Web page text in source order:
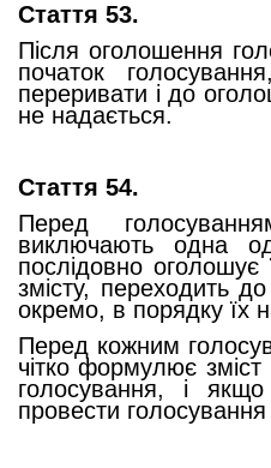
Стаття 53.
Після оголошення
початок
переривати і до
не надається.
Стаття 54.
Перед
виключають одна
послідовно
змісту, переходить
окремо, в порядку їх
Перед кожним
чітко формулює
голосування, і
провести